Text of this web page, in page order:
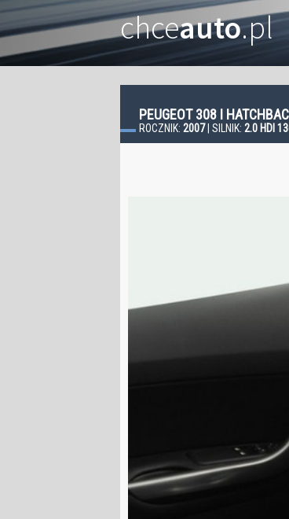
chceauto.pl
PEUGEOT 308 I
ROCZNIK: 2007| SILNIK: 2.0 HDI